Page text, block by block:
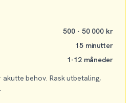
500 - 50 000 kr
15 minutter
1-12 måneder
behov. Rask utbetaling,